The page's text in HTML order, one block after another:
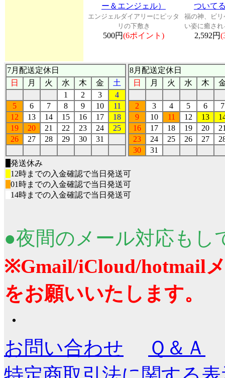
ー＆エンジェル）
エンジェルダイアリーにピッタ
リの下敷き
500円(6ポイント)
ついて
福の神、ビ
い姿に癒さ
2,592円
7月配送定休日
日
月 火 水 木 金
土
1
2 3
4
5
6 7 8 9 10
11
12
13 14 15 16 17
18
19
20 21 22 23 24
25
26
27 28 29 30 31
8月配送定休日
日
月 火 水 木
2 3 4 5 6
7
9
10 11 12 13
16
17 18 19 20
23
24 25 26 27
30
31
発送休み
12時までの入金確認で当日発送可
01時までの入金確認で当日発送可
14時までの入金確認で当日発送可
●夜間のメール対応もし
※Gmail/iCloud/hotmail
をお願いいたします。
・
お問い合わせ
Ｑ＆Ａ